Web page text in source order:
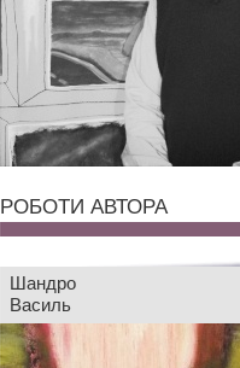
РОБОТИ АВТОРА
Шандро
Василь